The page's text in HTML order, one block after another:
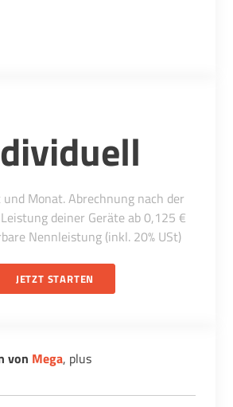
und Monat. Abrechnung nach der
deiner Geräte ab 0,125 €
Nennleistung (inkl. 20% USt)
JETZT STARTEN
von Mega, plus